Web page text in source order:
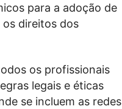
para a adoção de
os direitos dos
os profissionais
legais e éticas
se incluem as redes